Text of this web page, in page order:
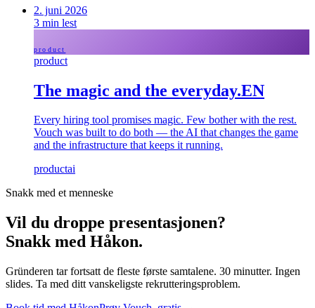
2. juni 2026
3 min lest
product
product
The magic and the everyday.EN
Every hiring tool promises magic. Few bother with the rest.
Vouch was built to do both — the AI that changes the game
and the infrastructure that keeps it running.
productai
Snakk med et menneske
Vil du droppe presentasjonen?
Snakk med Håkon.
Gründeren tar fortsatt de fleste første samtalene. 30 minutter. Ingen
slides. Ta med ditt vanskeligste rekrutteringsproblem.